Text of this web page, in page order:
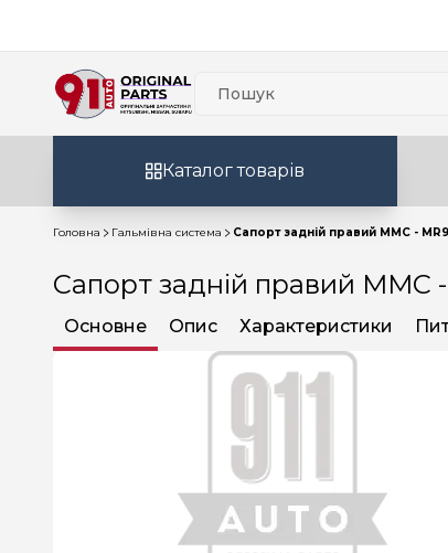
Каталог товарів
Головна Гальмівна система Сапорт задній правий MMC -
Сапорт задній правий MMC
Основне Опис Характеристики